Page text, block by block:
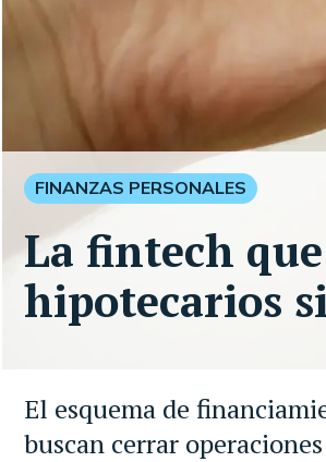
El esquema de
buscan cerrar
FINANZAS PERSONALES
La fintech
hipotecarios